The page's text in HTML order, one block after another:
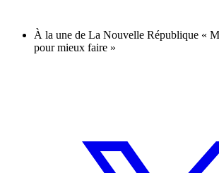
À la une de La Nouvelle République «
pour mieux faire »